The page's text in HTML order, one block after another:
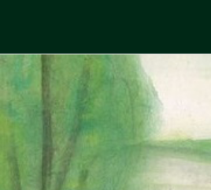
content
中國古典